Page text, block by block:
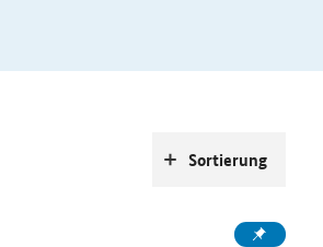
Sortierung